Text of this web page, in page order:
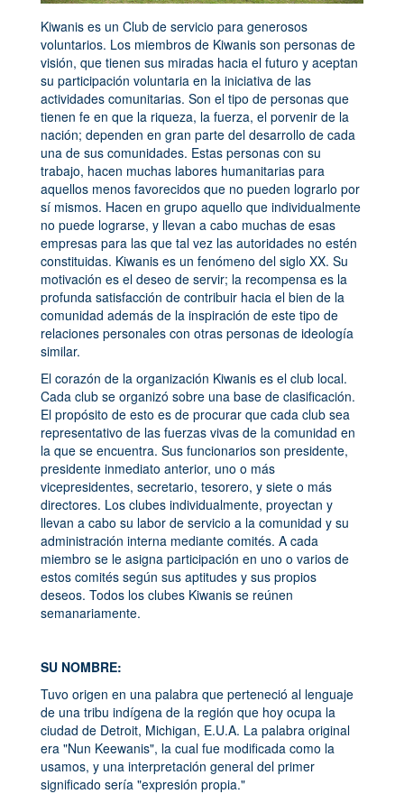
Kiwanis es un Club de servicio para generosos
voluntarios. Los miembros de Kiwanis son personas de
visión, que tienen sus miradas hacia el futuro y aceptan
su participación voluntaria en la iniciativa de las
actividades comunitarias. Son el tipo de personas que
tienen fe en que la riqueza, la fuerza, el porvenir de la
nación; dependen en gran parte del desarrollo de cada
una de sus comunidades. Estas personas con su
trabajo, hacen muchas labores humanitarias para
aquellos menos favorecidos que no pueden lograrlo por
sí mismos. Hacen en grupo aquello que individualmente
no puede lograrse, y llevan a cabo muchas de esas
empresas para las que tal vez las autoridades no estén
constituidas. Kiwanis es un fenómeno del siglo XX. Su
motivación es el deseo de servir; la recompensa es la
profunda satisfacción de contribuir hacia el bien de la
comunidad además de la inspiración de este tipo de
relaciones personales con otras personas de ideología
similar.
El corazón de la organización Kiwanis es el club local.
Cada club se organizó sobre una base de clasificación.
El propósito de esto es de procurar que cada club sea
representativo de las fuerzas vivas de la comunidad en
la que se encuentra. Sus funcionarios son presidente,
presidente inmediato anterior, uno o más
vicepresidentes, secretario, tesorero, y siete o más
directores. Los clubes individualmente, proyectan y
llevan a cabo su labor de servicio a la comunidad y su
administración interna mediante comités. A cada
miembro se le asigna participación en uno o varios de
estos comités según sus aptitudes y sus propios
deseos. Todos los clubes Kiwanis se reúnen
semanariamente.
SU NOMBRE:
Tuvo origen en una palabra que perteneció al lenguaje
de una tribu indígena de la región que hoy ocupa la
ciudad de Detroit, Michigan, E.U.A. La palabra original
era "Nun Keewanis", la cual fue modificada como la
usamos, y una interpretación general del primer
significado sería "expresión propia."